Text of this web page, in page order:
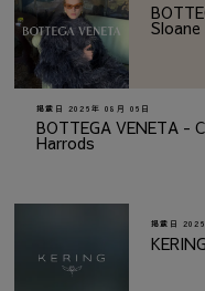
掲載日 2026年 08月 06日
BOTTEGA VENETA -
Harrods
掲載日